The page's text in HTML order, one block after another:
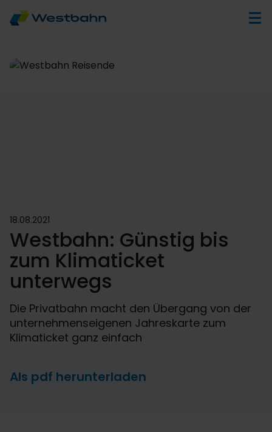
18.08.2021
Westbahn: Günstig bis
zum Klimaticket
unterwegs
Die Privatbahn macht den Übergang von der
unternehmenseigenen Jahreskarte zum
Klimaticket ganz einfach
Als pdf herunterladen